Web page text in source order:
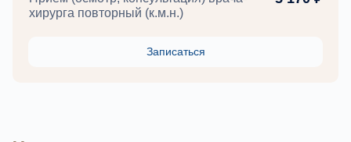
хирурга повторный (к.м.н.)
Записаться